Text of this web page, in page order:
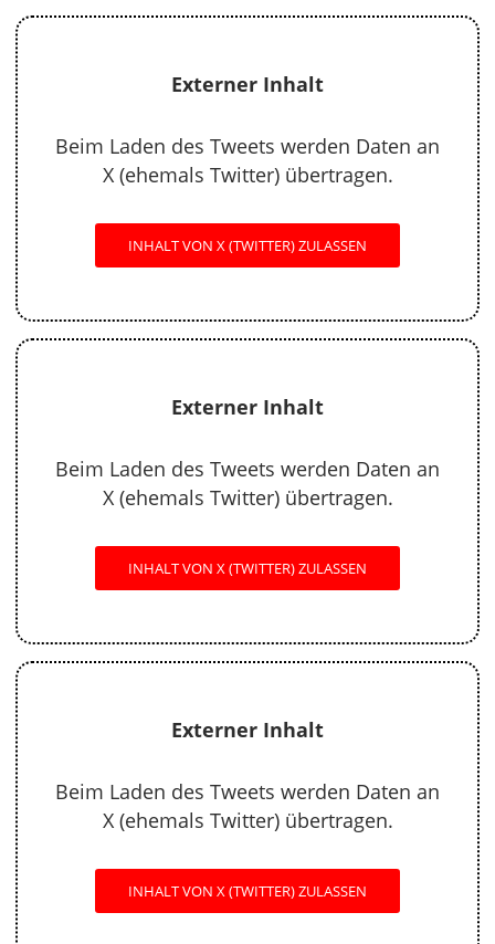
Externer Inhalt
Beim Laden des Tweets werden Daten an
X (ehemals Twitter) übertragen.
INHALT VON X (TWITTER) ZULASSEN
Externer Inhalt
Beim Laden des Tweets werden Daten an
X (ehemals Twitter) übertragen.
INHALT VON X (TWITTER) ZULASSEN
Externer Inhalt
Beim Laden des Tweets werden Daten an
X (ehemals Twitter) übertragen.
INHALT VON X (TWITTER) ZULASSEN